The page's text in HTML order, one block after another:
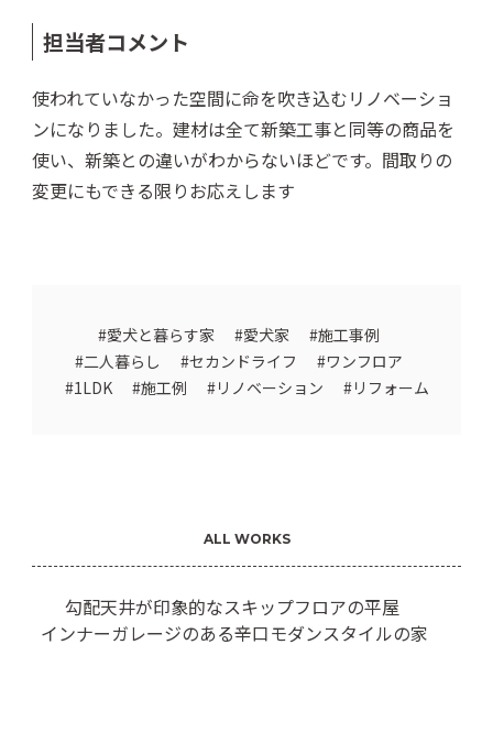
担当者コメント
使われていなかった空間に命を吹き込むリノベーショ
ンになりました。建材は全て新築工事と同等の商品を
使い、新築との違いがわからないほどです。間取りの
変更にもできる限りお応えします
愛犬と暮らす家 愛犬家
施工事例
二人暮らし
セカンドライフ
ワンフロア
1LDK
施工例 リノベーション リフォーム
ALL WORKS
勾配天井が印象的なスキップフロアの平屋
インナーガレージのある辛口モダンスタイルの家